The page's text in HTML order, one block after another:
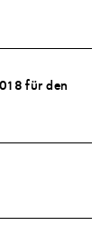
für den